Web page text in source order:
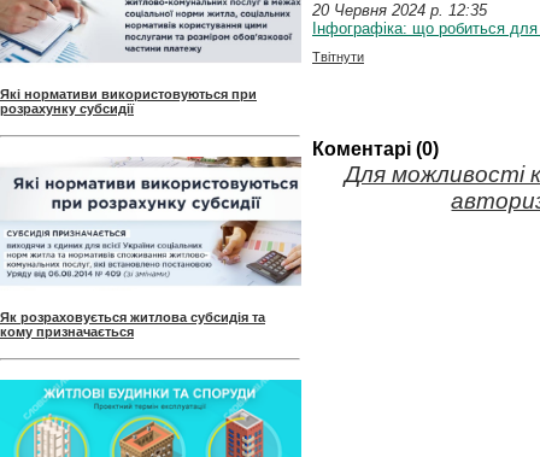
Які нормативи використовуються при
розрахунку субсидії
Як розраховується житлова субсидія та
кому призначається
20 Червня 2024 p. 12:35
Інфографіка: що робиться для
Твітнути
Коментарі (0)
Для можливості